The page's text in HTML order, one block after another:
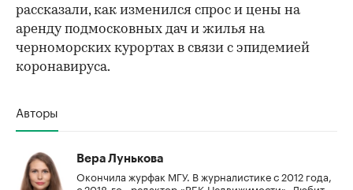
рассказали, как изменился спрос и цены на
аренду подмосковных дач и жилья на
черноморских курортах в связи с эпидемией
коронавируса.
Авторы
Вера Лунькова
Окончила журфак МГУ. В журналистике с 2012 года,